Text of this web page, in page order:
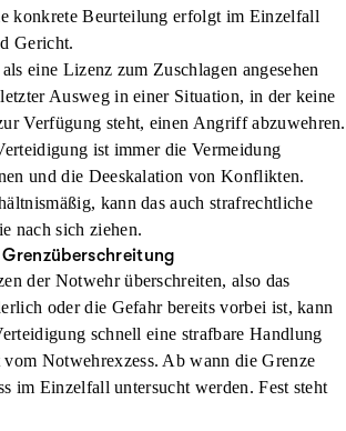
konkrete Beurteilung erfolgt im Einzelfall
Gericht.
eine Lizenz zum Zuschlagen angesehen
Ausweg in einer Situation, in der keine
Verfügung steht, einen Angriff abzuwehren.
ist immer die Vermeidung
und die Deeskalation von Konflikten.
kann das auch strafrechtliche
nach sich ziehen.
der Notwehr überschreiten, also das
oder die Gefahr bereits vorbei ist, kann
schnell eine strafbare Handlung
vom Notwehrexzess. Ab wann die Grenze
im Einzelfall untersucht werden. Fest steht